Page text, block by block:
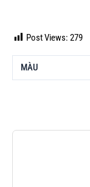
Post Views: 279
MÀU